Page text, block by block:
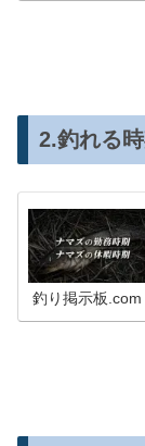
2.釣れる
釣り掲示板.com